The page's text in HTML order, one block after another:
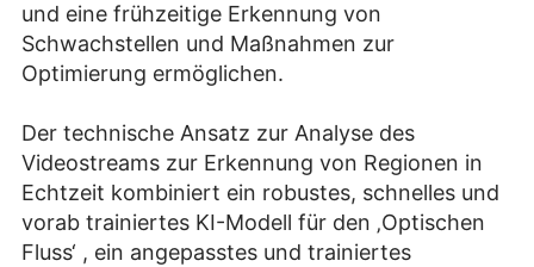
und eine frühzeitige Erkennung von
Schwachstellen und Maßnahmen zur
Optimierung ermöglichen.
Der technische Ansatz zur Analyse des
Videostreams zur Erkennung von Regionen in
Echtzeit kombiniert ein robustes, schnelles und
vorab trainiertes KI-Modell für den ‚Optischen
Fluss‘ , ein angepasstes und trainiertes